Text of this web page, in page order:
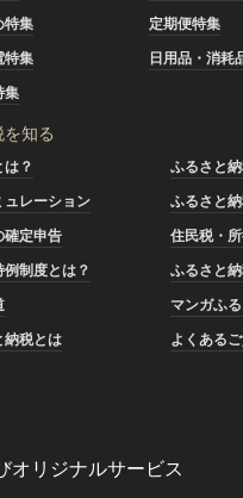
特集
定期便特集
特集
日用品・消耗
集
知る
？
ふるさと
ュレーション
ふるさと
確定申告
住民税・
制度とは？
ふるさと
マンガふ
納税とは
よくある
オリジナルサービス